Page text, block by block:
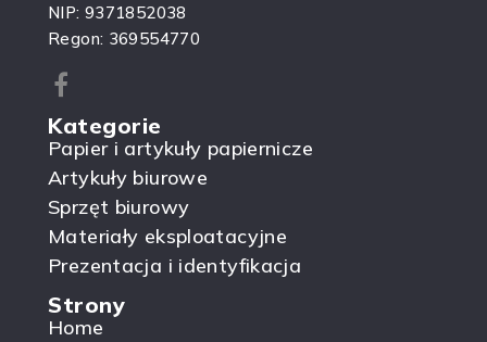
NIP: 9371852038
Regon: 369554770
Kategorie
Papier i artykuły papiernicze
Artykuły biurowe
Sprzęt biurowy
Materiały eksploatacyjne
Prezentacja i identyfikacja
Strony
Home